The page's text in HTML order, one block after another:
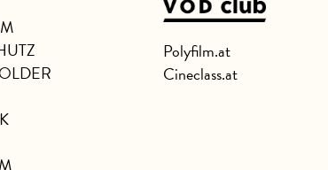
Polyfilm.at
Cineclass.at